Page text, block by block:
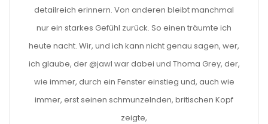
detailreich erinnern. Von anderen bleibt manchmal
nur ein starkes Gefühl zurück. So einen träumte ich
heute nacht. Wir, und ich kann nicht genau sagen, wer,
ich glaube, der @jawl war dabei und Thoma Grey, der,
wie immer, durch ein Fenster einstieg und, auch wie
immer, erst seinen schmunzelnden, britischen Kopf
zeigte,